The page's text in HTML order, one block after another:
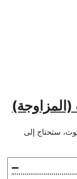
(المزاوجة)
ستحتاج إلى